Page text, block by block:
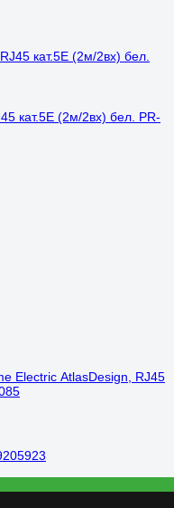
кат.5E (2м/2вх) бел. PR-
Electric AtlasDesign, RJ45